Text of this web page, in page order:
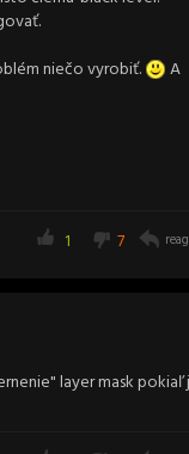
niečo vyrobiť.
A
7
1
layer mask pokiaľ